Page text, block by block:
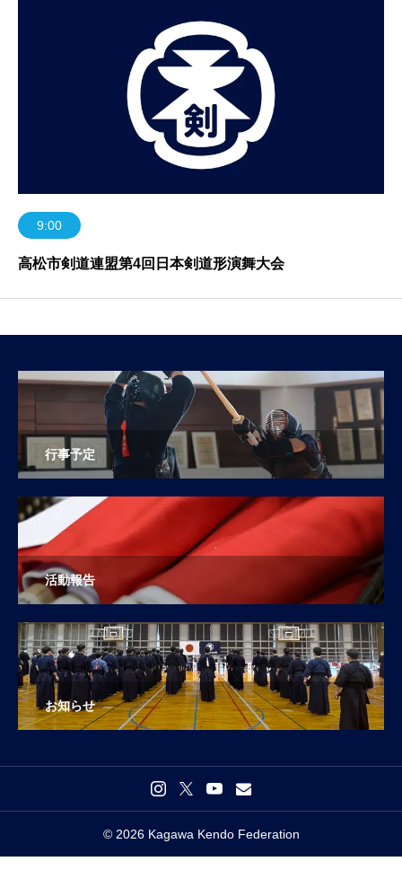
9:00
高松市剣道連盟第4回日本剣道形演舞大会
行事予定
活動報告
お知らせ
© 2026 Kagawa Kendo Federation